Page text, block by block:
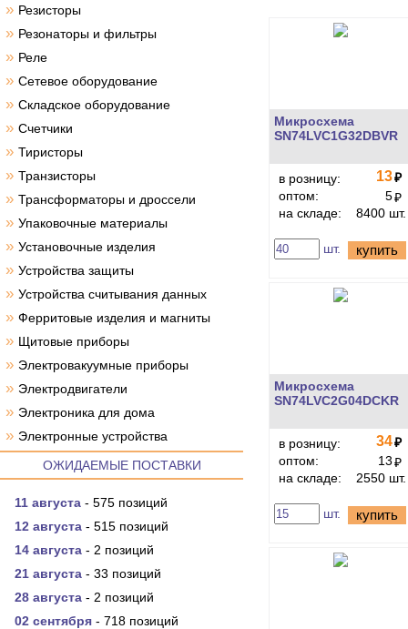
» Резисторы
» Резонаторы и фильтры
» Реле
» Сетевое оборудование
» Складское оборудование
» Счетчики
» Тиристоры
» Транзисторы
» Трансформаторы и дроссели
» Упаковочные материалы
» Установочные изделия
» Устройства защиты
» Устройства считывания данных
» Ферритовые изделия и магниты
» Щитовые приборы
» Электровакуумные приборы
» Электродвигатели
» Электроника для дома
» Электронные устройства
ОЖИДАЕМЫЕ ПОСТАВКИ
11 августа - 575 позиций
12 августа - 515 позиций
14 августа - 2 позиций
21 августа - 33 позиций
28 августа - 2 позиций
02 сентября - 718 позиций
Микросхема
SN74LVC1G32DBVR
в розницу: 13₽
оптом:
5₽
на складе:
8400 шт.
шт. купить
Микросхема
SN74LVC2G04DCKR
в розницу: 34₽
оптом:
13₽
на складе:
2550 шт.
шт. купить